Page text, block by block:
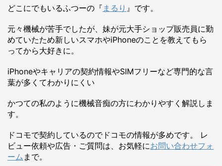
どこにでもいるふつーの『 まるり 』です。
元々機械が苦手でしたが、妹が元大手ショップ販売員に勤
めていたため新しいスマホやiPhoneのことを教えてもら
ってから大好きに。
iPhoneやキャリアの契約情報やSIMフリーなど専門的な言
葉が多くてわかりにくい
かつての私のように機械音痴の方にわかりやすく解説しま
す。
ドコモで契約しているのでドコモの情報が多めです。 レ
ビュー依頼や広告・ご質問は、お気軽にお問い合わせフォ
ーム まで。